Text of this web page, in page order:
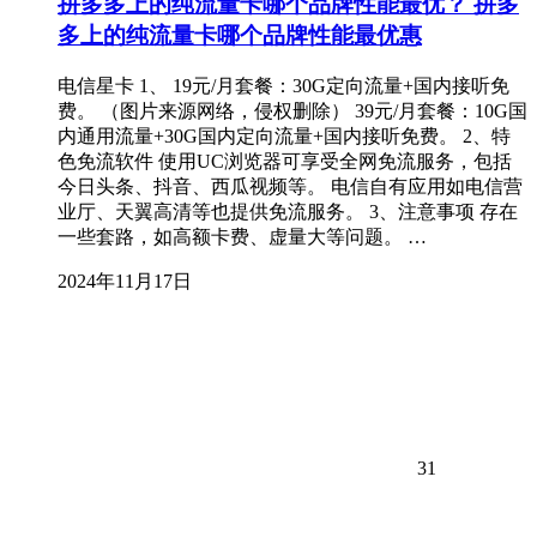
多上的纯流量卡哪个品牌性能最优惠
电信星卡 1、 19元/月套餐：30G定向流量+国内接听免
费。 （图片来源网络，侵权删除） 39元/月套餐：10G国
内通用流量+30G国内定向流量+国内接听免费。 2、特
色免流软件 使用UC浏览器可享受全网免流服务，包括
今日头条、抖音、西瓜视频等。 电信自有应用如电信营
业厅、天翼高清等也提供免流服务。 3、注意事项 存在
一些套路，如高额卡费、虚量大等问题。 …
2024年11月17日
31